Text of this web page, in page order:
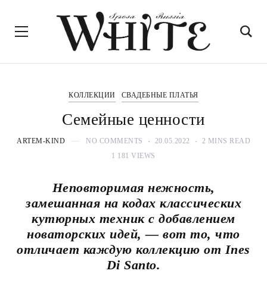
КОЛЛЕКЦИИ СВАДЕБНЫЕ ПЛАТЬЯ
Семейные ценности
ARTEM-KIND NO COMMENTS 20.05.2022
2 MINS READ
1 181 VIEWS
Неповторимая нежность,
замешанная на кодах классических
кутюрных техник с добавлением
новаторских идей, — вот то, что
отличает каждую коллекцию от Ines
Di Santo.